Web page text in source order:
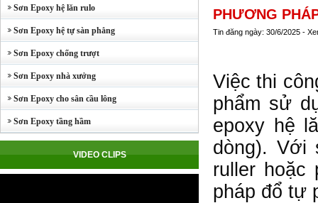
Sơn Epoxy hệ lăn rulo
Sơn Epoxy hệ tự sàn phẳng
Sơn Epoxy chống trượt
Sơn Epoxy nhà xưởng
Sơn Epoxy cho sân cầu lông
Sơn Epoxy tầng hầm
VIDEO CLIPS
PHƯƠNG
Tin đăng ngày: 30/6/2025 -
Việc thi
phẩm sử
epoxy hệ
dòng). Với
ruller hoặc
pháp đổ tự